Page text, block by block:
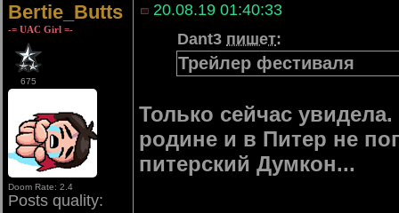
Bertie_Butts
-= UAC Girl =-
675
Doom Rate: 2.4
Posts quality:
20.08.19 01:40:33
Dant3 пишет:
Трейлер фестиваля
Только сейчас
родине и в Питер не
питерский Думкон...